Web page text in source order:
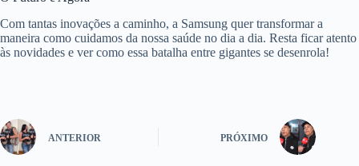
Com tantas inovações a caminho, a Samsung quer transformar a
maneira como cuidamos da nossa saúde no dia a dia. Resta ficar atento
às novidades e ver como essa batalha entre gigantes se desenrola!
ANTERIOR PRÓXIMO